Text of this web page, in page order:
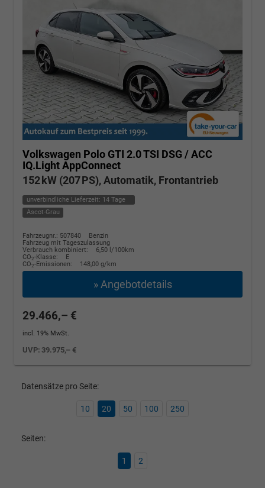
Volkswagen Polo GTI 2.0 TSI DSG / ACC
IQ.Light AppConnect
152 kW (207 PS), Automatik, Frontantrieb
unverbindliche Lieferzeit: 14 Tage
Ascot-Grau
Fahrzeugnr.: 507840
Benzin
Fahrzeug mit Tageszulassung
Verbrauch kombiniert:
6,50 l/100km
CO2-Klasse:
E
CO2-Emissionen: 148,00 g/km
» Angebotdetails
29.466,– €
incl. 19% MwSt.
UVP: 39.975,– €
Datensätze pro Seite:
10 20 50 100 250
Seiten:
1 2